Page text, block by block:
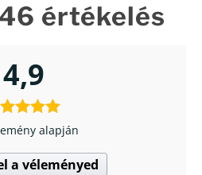
értékelés
4,9
alapján
a véleményed